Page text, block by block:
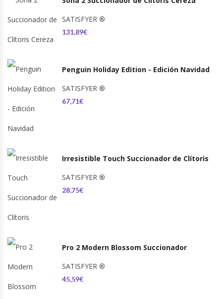
SATISFYER ®
131,89€
Penguin Holiday Edition - Edición Navidad
SATISFYER ®
67,71€
Irresistible Touch Succionador de Clítoris
SATISFYER ®
28,75€
Pro 2 Modern Blossom Succionador
SATISFYER ®
45,59€